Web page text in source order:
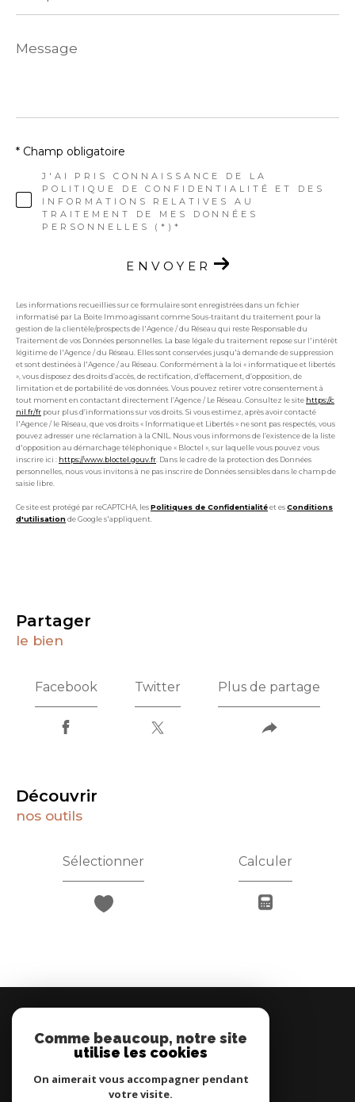
Message
*
J'AI PRIS CONNAISSANCE DE LA
POLITIQUE DE CONFIDENTIALITÉ ET DES
INFORMATIONS RELATIVES AU
TRAITEMENT DE MES DONNÉES
PERSONNELLES (*)*
* Champ obligatoire
ENVOYER
Les informations recueillies sur ce formulaire sont enregistrées dans un fichier
informatisé par La Boite Immo agissant comme Sous-traitant du traitement pour la
gestion de la clientèle/prospects de l'Agence / du Réseau qui reste Responsable du
Traitement de vos Données personnelles. La base légale du traitement repose sur l'intérêt
légitime de l'Agence / du Réseau. Elles sont conservées jusqu'à demande de suppression
et sont destinées à l'Agence / au Réseau. Conformément à la loi « informatique et libertés
», vous disposez des droits d’accès, de rectification, d’effacement, d’opposition, de
limitation et de portabilité de vos données. Vous pouvez retirer votre consentement à
tout moment en contactant directement l’Agence / Le Réseau. Consultez le site https://c
nil.fr/fr pour plus d’informations sur vos droits. Si vous estimez, après avoir contacté
l'Agence / le Réseau, que vos droits « Informatique et Libertés » ne sont pas respectés, vous
pouvez adresser une réclamation à la CNIL. Nous vous informons de l’existence de la liste
d'opposition au démarchage téléphonique « Bloctel », sur laquelle vous pouvez vous
inscrire ici : https://www.bloctel.gouv.fr . Dans le cadre de la protection des Données
personnelles, nous vous invitons à ne pas inscrire de Données sensibles dans le champ de
saisie libre.
Ce site est protégé par reCAPTCHA, lesPolitiques de Confidentialitéet esConditions
d'utilisationde Google s'appliquent.
partager
le bien
Facebook Twitter Plus de partage
découvrir
nos outils
Sélectionner Calculer
04 67 78 04 01
contact@montcetia.com
7 Promenade Jean-Baptiste Marty
34200
Comme beaucoup, notre site
utilise les cookies
On aimerait vous accompagner pendant
votre visite.